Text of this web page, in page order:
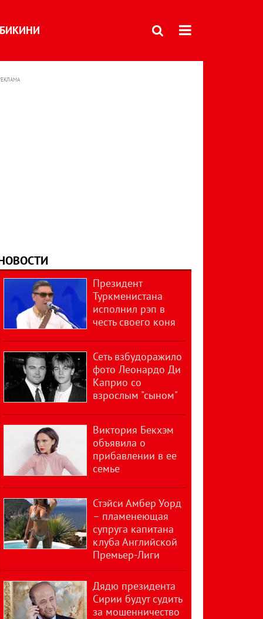
БИКИНИ
Президент
Туркменистана
исполнил рэп в
честь своего коня
Сеть взбудоражило
фото Леонардо Ди
Каприо со
взрослым "сыном"
Виктория Бекхэм
объявила о
прибавлении в ее
семье
Стэйси Амбер Уорд
– пламенеющая
супруга капитана
клуба Английской
Премьер-Лиги
Дядю президента
Сирии будут судить
за мошенничество